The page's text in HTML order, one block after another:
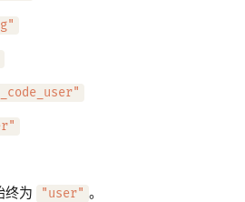
终为
"user" 。